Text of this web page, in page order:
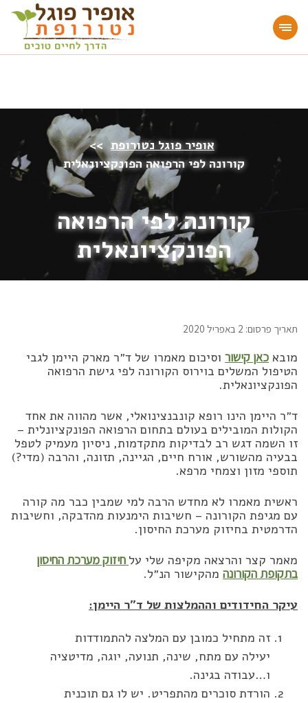
מעוניינים להעמיק או להתחיל דרך חיים בריאה?
הצטרפו לאתר!
אופיר פוגל נטורופת >>
קורונה לפי הרפואה הפונקציונאלית
קורונה לפי הרפואה
הפונקציונאלית
תאריך פרסום: 2 באפריל 2020
מובא כאן קישור וסיכום מאמרו של ד״ר מארק היימן לגבי
הטיפול המשלים בוירוס הקורונה לפי גישת הרפואה
הפונקציונאלית.
ד״ר היימן הינו רופא קונבנצינואלי, אשר מהווה את אחד
הקולות המובילים בעולם בתחום הרפואה הפונקציונלית –
זו השמה דגש רב לבדיקות מתקדמות, ניסיון מעמיק לטפל
בבעיה מהשורש, אורח חיים, הגיינה, תזונה, והרבה (מדי?)
תוספי מזון וצמחי מרפא.
ראשית מאמרו לא מחדש הרבה למי שמבין כבר מה קורה
עם מגיפת הקורונה – חשיבות הימנעות מהדבקה, וחשיבות
הדרמטית בחיזוק מערכת החיסון.
מאמר קצר והרצאה מקיפה שלי על חיזוק מערכת החיסון
בתקופת הקורונה מהקישור הנ״ל.
עיקר החידודים וההמלצות של ד״ר היימן:
זה מתחיל כמובן עם המלצה להתמודדות
יעילה עם מתח, שינה, תנועה, יוגה, מדיטציה
ו…עבודה בגינה.
הורדת סוכרים מהתפריט. יש לו גם תוכנית